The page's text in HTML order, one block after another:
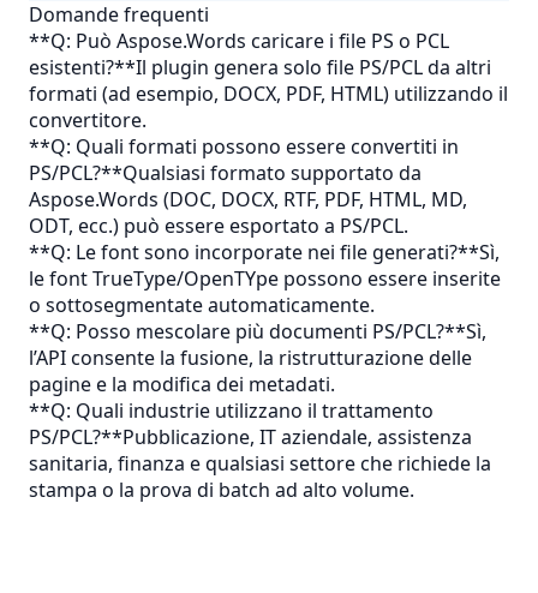
Domande frequenti
**Q: Può Aspose.Words caricare i file PS o PCL
esistenti?**Il plugin genera solo file PS/PCL da altri
formati (ad esempio, DOCX, PDF, HTML) utilizzando il
convertitore.
**Q: Quali formati possono essere convertiti in
PS/PCL?**Qualsiasi formato supportato da
Aspose.Words (DOC, DOCX, RTF, PDF, HTML, MD,
ODT, ecc.) può essere esportato a PS/PCL.
**Q: Le font sono incorporate nei file generati?**Sì,
le font TrueType/OpenTYpe possono essere inserite
o sottosegmentate automaticamente.
**Q: Posso mescolare più documenti PS/PCL?**Sì,
l’API consente la fusione, la ristrutturazione delle
pagine e la modifica dei metadati.
**Q: Quali industrie utilizzano il trattamento
PS/PCL?**Pubblicazione, IT aziendale, assistenza
sanitaria, finanza e qualsiasi settore che richiede la
stampa o la prova di batch ad alto volume.